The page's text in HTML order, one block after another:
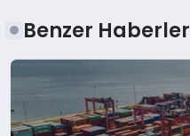
Benzer Haberler